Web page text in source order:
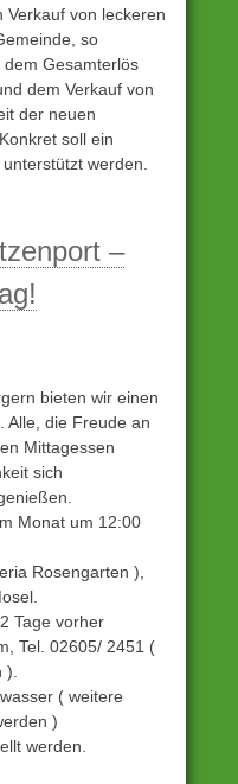
Verkauf von leckeren
so
Gesamterlös
dem Verkauf von
der neuen
soll ein
werden.
–
bieten wir einen
Alle, die Freude an
Mittagessen
sich
Monat um 12:00
Rosengarten ),
Tage vorher
Tel. 02605/ 2451 (
( weitere
)
werden.